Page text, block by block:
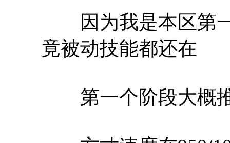
因为我是本区第一
竟被动技能都还在
第一个阶段大概